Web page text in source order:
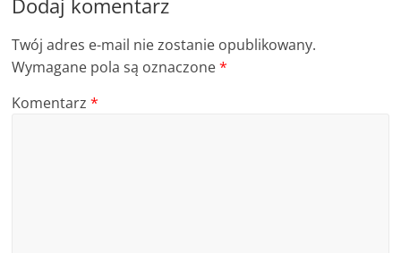
Dodaj komentarz
Twój adres e-mail nie zostanie opublikowany.
Wymagane pola są oznaczone*
Komentarz*